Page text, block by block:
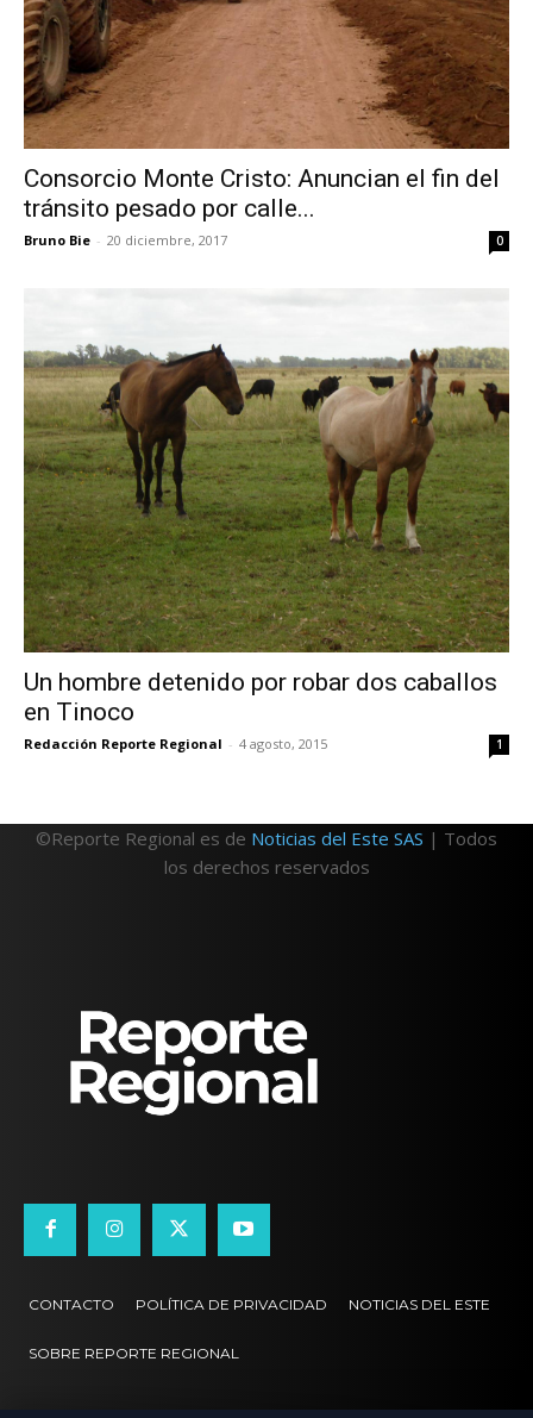
Consorcio Monte Cristo: Anuncian el fin del
tránsito pesado por calle...
Bruno Bie - 20 diciembre, 2017 0
Un hombre detenido por robar dos caballos
en Tinoco
Redacción Reporte Regional - 4 agosto, 2015 1
©Reporte Regional es de Noticias del Este SAS | Todos
los derechos reservados
CONTACTO POLÍTICA DE PRIVACIDAD NOTICIAS DEL ESTE
SOBRE REPORTE REGIONAL